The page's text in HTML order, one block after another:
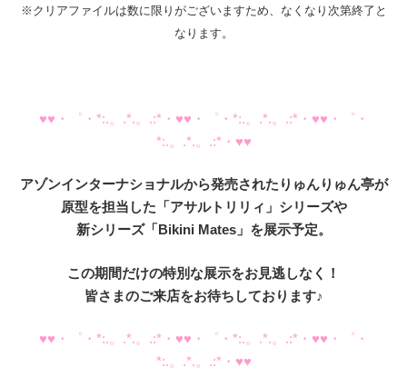
※クリアファイルは数に限りがございますため、なくなり次第終了と
なります。
♥♥・゜・*:.。.*.。.:*・♥♥・゜・*:.。.*.。.:*・♥♥・゜・
*:.。.*.。.:*・♥♥
アゾンインターナショナルから発売されたりゅんりゅん亭が
原型を担当した「アサルトリリィ」シリーズや
新シリーズ「Bikini Mates」を展示予定。
この期間だけの特別な展示をお見逃しなく！
皆さまのご来店をお待ちしております♪
♥♥・゜・*:.。.*.。.:*・♥♥・゜・*:.。.*.。.:*・♥♥・゜・
*:.。.*.。.:*・♥♥